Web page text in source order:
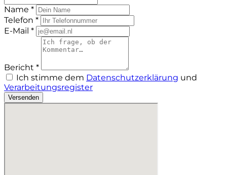
Name *
Telefon *
E-Mail *
Bericht *
Ich stimme dem Datenschutzerklärung und
Verarbeitungsregister
Versenden